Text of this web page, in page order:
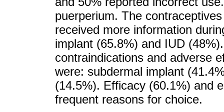
puerperium. The
received more information
implant (65.8%) and IUD
contraindications and adverse
were: subdermal implant
(14.5%). Efficacy (60.1%) and
frequent reasons for choice.